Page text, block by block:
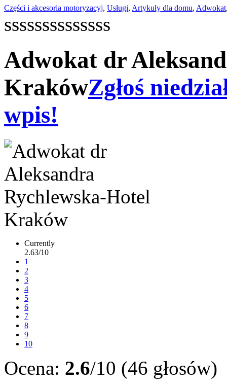
Części i akcesoria motoryzacyj, Usługi, Artykuły dla domu, Adwokat
ssssssssssssss
Adwokat dr
KrakówZgłoś
wpis!
Currently
2.63/10
1
2
3
4
5
6
7
8
9
10
Ocena: 2.6/10 (46 głosów)